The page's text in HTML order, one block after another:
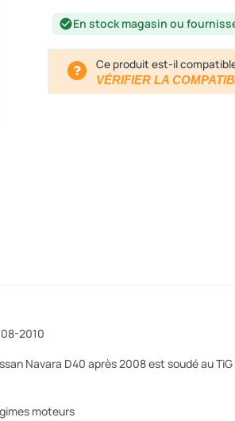
check_circleEn stock magasin ou
Ce produit est-il
VÉRIFIER LA
2010
Navara D40 après 2008 est soudé au
moteurs